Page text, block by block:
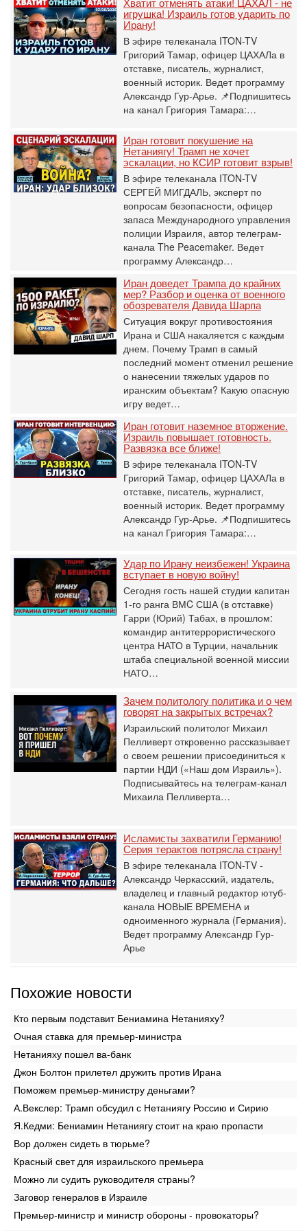
игрушка! Израиль готов ударить по
Ирану!
В эфире телеканала ITON-TV
Григорий Тамар, офицер ЦАХАЛа в
отставке, писатель, журналист,
военный историк. Ведет программу
Александр Гур-Арье. 📌Подпишитесь
на канал Григория Тамара:…
Иран готовит покушение на
Нетаниягу! Трамп не хочет
эскалации, но КСИР готовит взрыв!
В эфире телеканала ITON-TV
СЕРГЕЙ МИГДАЛЬ, эксперт по
вопросам безопасности, офицер
запаса Международного управления
полиции Израиля, автор телеграм-
канала The Peacemaker. Ведет
программу Александр…
Иран доведет Трампа до крайних
мер? Разбор и оценка от военного
обозревателя Давида Шарпа
Ситуация вокруг противостояния
Ирана и США накаляется с каждым
днем. Почему Трамп в самый
последний момент отменил решение
о нанесении тяжелых ударов по
иранским объектам? Какую опасную
игру ведет…
Иран готовит наземное вторжение.
Израиль повышает готовность.
Развязка все ближе!
В эфире телеканала ITON-TV
Григорий Тамар, офицер ЦАХАЛа в
отставке, писатель, журналист,
военный историк. Ведет программу
Александр Гур-Арье. 📌Подпишитесь
на канал Григория Тамара:…
Удар по Ирану неизбежен! Украина
вступает в новую войну!
Сегодня гость нашей студии капитан
1-го ранга ВМC США (в отставке)
Гарри (Юрий) Табах, в прошлом:
командир антитеррористического
центра НАТО в Турции, начальник
штаба специальной военной миссии
НАТО…
Зачем политологу политика и о чем
говорят на закрытых встречах?
Израильский политолог Михаил
Пелливерт откровенно рассказывает
о своем решении присоединиться к
партии НДИ («Наш дом Израиль»).
Подписывайтесь на телеграм-канал
Михаила Пелливерта…
Исламисты захватили Германию!
Серия терактов потрясла страну!
В эфире телеканала ITON-TV -
Александр Черкасский, издатель,
владелец и главный редактор ютуб-
канала НОВЫЕ ВРЕМЕНА и
одноименного журнала (Германия).
Ведет программу Александр Гур-
Арье
Похожие новости
Кто первым подставит Бениамина Нетанияху?
Очная ставка для премьер-министра
Нетанияху пошел ва-банк
Джон Болтон прилетел дружить против Ирана
Поможем премьер-министру деньгами?
А.Векслер: Трамп обсудил с Нетаниягу Россию и Сирию
Я.Кедми: Бениамин Нетаниягу стоит на краю пропасти
Вор должен сидеть в тюрьме?
Красный свет для израильского премьера
Можно ли судить руководителя страны?
Заговор генералов в Израиле
Премьер-министр и министр обороны - провокаторы?